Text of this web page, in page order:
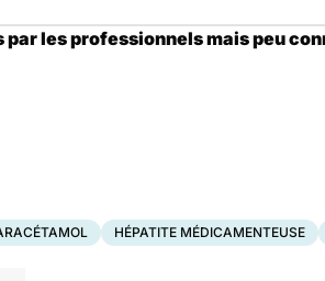
les professionnels mais peu
HÉPATITE MÉDICAMENTEUSE